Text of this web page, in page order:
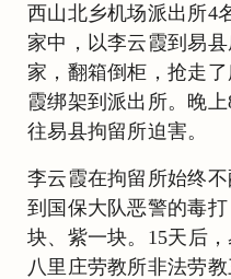
西山北乡机场派出所4
家中，以李云霞到易
家，翻箱倒柜，抢走
霞绑架到派出所。晚
往易县拘留所迫害。
李云霞在拘留所始终
到国保大队恶警的毒
块、紫一块。15天后
八里庄劳教所非法劳教